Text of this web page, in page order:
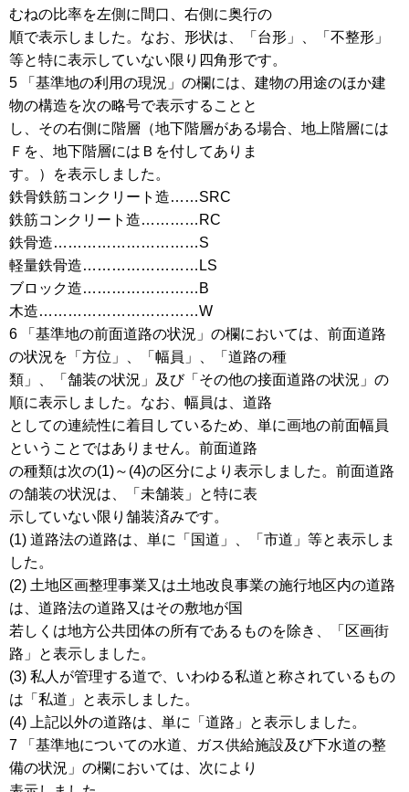
むねの比率を左側に間口、右側に奥行の
順で表示しました。なお、形状は、「台形」、「不整形」
等と特に表示していない限り四角形です。
5 「基準地の利用の現況」の欄には、建物の用途のほか建
物の構造を次の略号で表示することと
し、その右側に階層（地下階層がある場合、地上階層には
Ｆを、地下階層にはＢを付してありま
す。）を表示しました。
鉄骨鉄筋コンクリート造……SRC
鉄筋コンクリート造…………RC
鉄骨造…………………………S
軽量鉄骨造……………………LS
ブロック造……………………B
木造……………………………W
6 「基準地の前面道路の状況」の欄においては、前面道路
の状況を「方位」、「幅員」、「道路の種
類」、「舗装の状況」及び「その他の接面道路の状況」の
順に表示しました。なお、幅員は、道路
としての連続性に着目しているため、単に画地の前面幅員
ということではありません。前面道路
の種類は次の(1)～(4)の区分により表示しました。前面道路
の舗装の状況は、「未舗装」と特に表
示していない限り舗装済みです。
(1) 道路法の道路は、単に「国道」、「市道」等と表示しま
した。
(2) 土地区画整理事業又は土地改良事業の施行地区内の道路
は、道路法の道路又はその敷地が国
若しくは地方公共団体の所有であるものを除き、「区画街
路」と表示しました。
(3) 私人が管理する道で、いわゆる私道と称されているもの
は「私道」と表示しました。
(4) 上記以外の道路は、単に「道路」と表示しました。
7 「基準地についての水道、ガス供給施設及び下水道の整
備の状況」の欄においては、次により